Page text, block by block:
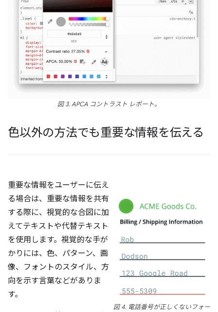
図 3. APCA コントラスト レポート。
色以外の方法でも重要な情報を伝える
図 4. 電話番号が正しくないフォー
重要な情報をユーザーに伝え
る場合は、重要な情報を共有
する際に、視覚的な合図に加
えてテキストや代替テキスト
を使用します。視覚的な手が
かりには、色、パターン、画
像、フォントのスタイル、方
向を示す言葉などがありま
す。